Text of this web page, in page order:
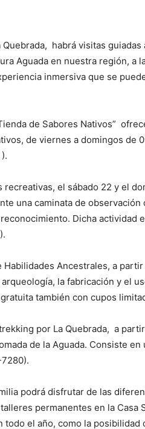
habrá visitas
Aguada en nuestra región, a
inmersiva que se
de Sabores Nativos”
de viernes a domingos de
).
recreativas, el sábado 22 y el
una caminata de
Dicha actividad
).
Ancestrales, a
la fabricación y el
también con cupos
por La Quebrada, a
de la Aguada. Consiste
).
podrá disfrutar de las
permanentes en la Casa
el año, como la posibilidad